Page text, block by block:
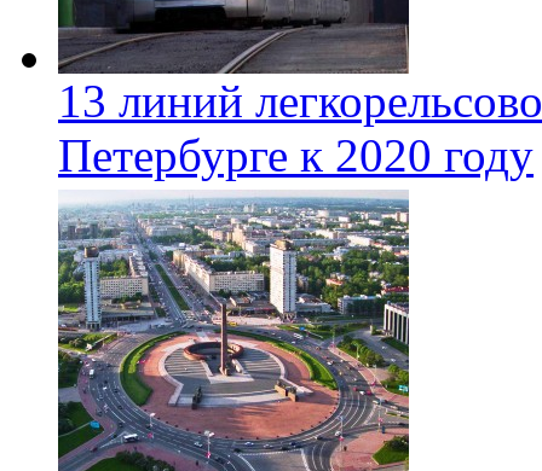
13 линий
Петербурге к 2020 году